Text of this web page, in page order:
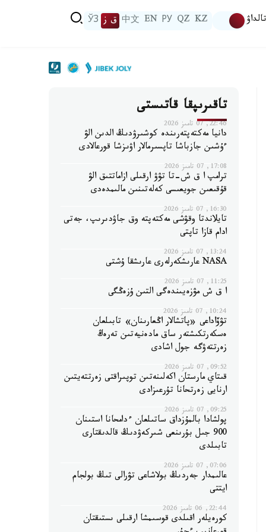
تالداۋ KZ
QZ
РУ
EN
中文 ق ز ЎЗ
تاقىرىپقا قاتىستى
22:46, 07 تامىز 2026
دانيا مەكتەپتەرىندە كوشىرۋدىڭ الدىن الۋ
ءۇشىن جازباشا تاپسىرمالار اۋىزشا قورعالادى
17:08, 07 تامىز 2026
ترامپ ا ق ش-تا تۋۋ ارقىلى ازاماتتىق الۋ
قۇقىعىن جويعىسى كەلەتىنىن مالىمدەدى
16:30, 07 تامىز 2026
تايلاندتا وقۋشى مەكتەپتە وق جاۋدىرىپ، جەتى
ادام قازا تاپتى
13:24, 07 تامىز 2026
NASA عارىشكەرلەرى عارىشقا ۇشتى
11:25, 07 تامىز 2026
ا ق ش مۋزەيىندەگى التىن ۇزەڭگى
10:24, 07 تامىز 2026
تۋۆاداعى «پاتشالار اڭعارىنان» تابىلعان
ەسكەرتكىشتەر ساق مادەنيەتىن تەرەڭ
زەرتتەۋگە جول اشادى
09:52, 07 تامىز 2026
قىتاي مارستان اكەلىنەتىن توپىراقتى زەرتتەيتىن
ارنايى زەرتحانا تۇرعىزادى
09:25, 07 تامىز 2026
پولشادا بالمۇزداق ساتىلعان ءدامحانا استىنان
900 جىل بۇرىنعى شىركەۋدىڭ قالدىقتارى
تابىلدى
07:06, 07 تامىز 2026
عالىمدار جەردىڭ بولاشاعى تۋرالى تىڭ بولجام
ايتتى
22:44, 06 تامىز 2026
كورەيلەر اقىلدى قوسىمشا ارقىلى ىستىقتان